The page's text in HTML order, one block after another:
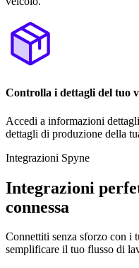
Controlla i dettagli del tuo
Accedi a informazioni
dettagli di produzione della
Integrazioni Spyne
Integrazioni
connessa
Connettiti senza sforzo con i
semplificare il tuo flusso di